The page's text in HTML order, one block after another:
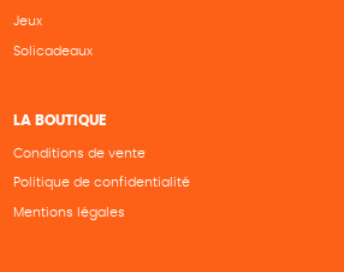
Jeux
Solicadeaux
LA BOUTIQUE
Conditions de vente
Politique de confidentialité
Mentions légales